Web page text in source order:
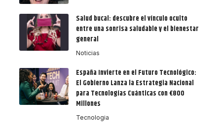
Salud bucal: descubre el vínculo oculto
entre una sonrisa saludable y el bienestar
general
Noticias
España Invierte en el Futuro Tecnológico:
El Gobierno Lanza la Estrategia Nacional
para Tecnologías Cuánticas con €800
Millones
Tecnologia